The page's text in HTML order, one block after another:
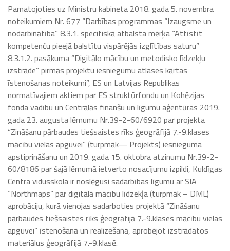
Pamatojoties uz Ministru kabineta 2018. gada 5. novembra
noteikumiem Nr. 677 “Darbības programmas “Izaugsme un
nodarbinātība” 8.3.1. specifiskā atbalsta mērķa “Attīstīt
kompetenču pieejā balstītu vispārējās izglītības saturu”
8.3.1.2. pasākuma “Digitālo mācību un metodisko līdzekļu
izstrāde” pirmās projektu iesniegumu atlases kārtas
īstenošanas noteikumi”, ES un Latvijas Republikas
normatīvajiem aktiem par ES struktūrfondu un Kohēzijas
fonda vadību un Centrālās finanšu un līgumu aģentūras 2019.
gada 23. augusta lēmumu Nr.39-2-60/6920 par projekta
“Zināšanu pārbaudes tiešsaistes rīks ģeogrāfijā 7.-9.klases
mācību vielas apguvei” (turpmāk— Projekts) iesnieguma
apstiprināšanu un 2019. gada 15. oktobra atzinumu Nr.39-2-
60/8186 par šajā lēmumā ietverto nosacījumu izpildi, Kuldīgas
Centra vidusskola ir noslēgusi sadarbības līgumu ar SIA
“Northmaps” par digitālā mācību līdzekļa (turpmāk – DML)
aprobāciju, kurā vienojas sadarboties projektā “Zināšanu
pārbaudes tiešsaistes rīks ģeogrāfijā 7.-9.klases mācību vielas
apguvei” īstenošanā un realizēšanā, aprobējot izstrādātos
materiālus ģeogrāfijā 7.-9.klasē.